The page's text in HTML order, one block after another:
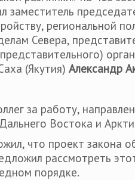
заместитель
региональной
Севера,
(Якутия) Александр
за работу,
Востока и
что проект закона
рассмотреть
порядке.